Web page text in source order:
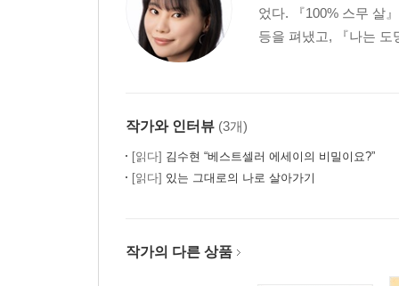
었다. 『100% 스무 살
등을 펴냈고, 『나는 도
작가와 인터뷰 (3개)
[읽다] 김수현 “베스트셀러 에세이의 비밀이요?”
[읽다] 있는 그대로의 나로 살아가기
작가의 다른 상품